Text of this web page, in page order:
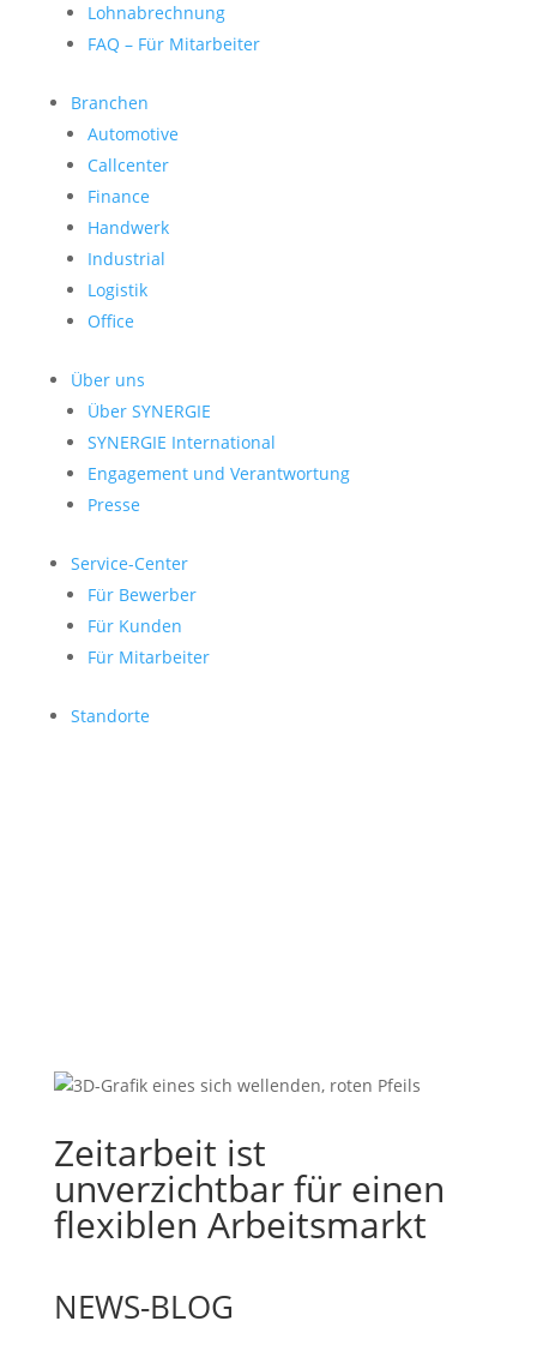
Lohnabrechnung
FAQ – Für Mitarbeiter
Branchen
Automotive
Callcenter
Finance
Handwerk
Industrial
Logistik
Office
Über uns
Über SYNERGIE
SYNERGIE International
Engage­ment und Verantwor­tung
Presse
Service-Center
Für Bewerber
Für Kunden
Für Mitarbeiter
Standorte
Zeitarbeit ist
unverzichtbar für einen
flexiblen Arbeitsmarkt
NEWS-BLOG